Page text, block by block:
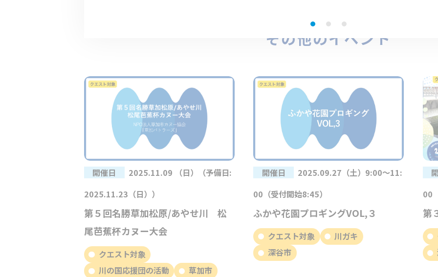
その他のイベント
開催日
2025.11.09 （日）（予備日:
2025.11.23（日））
第５回名勝草加松原/あやせ川 松
尾芭蕉杯カヌー大会
クエスト対象
川の国応援団の活動
草加市
開催日
2025.09.27（土）9:00～11:
00（受付開始8:45）
ふかや花園プロギングVOL,３
クエスト対象
川ガキ
深谷市
00
第